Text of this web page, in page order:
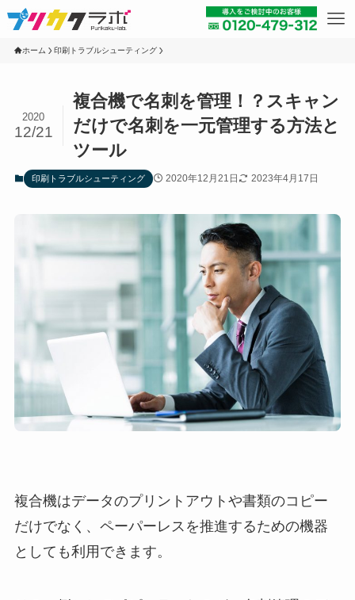
ホーム 印刷トラブルシューティング
複合機で名刺を管理！？スキャン
だけで名刺を一元管理する方法と
ツール
2020
12/21
印刷トラブルシューティング 2020年12月21日 2023年4月17日
複合機はデータのプリントアウトや書類のコピー
だけでなく、ペーパーレスを推進するための機器
としても利用できます。